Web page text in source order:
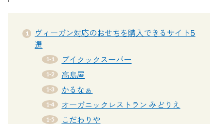
ヴィーガン対応のおせちを購入できるサイト5
選
ブイクックスーパー
高島屋
かるなぁ
オーガニックレストラン みどりえ
こだわりや